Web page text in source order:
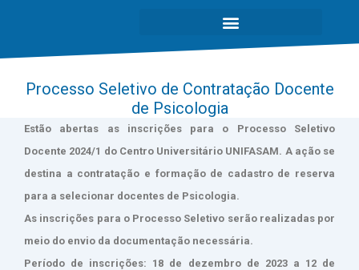
Processo Seletivo de Contratação Docente
de Psicologia
Estão abertas as inscrições para o Processo Seletivo
Docente 2024/1 do Centro Universitário UNIFASAM. A ação se
destina a contratação e formação de cadastro de reserva
para a selecionar docentes de Psicologia.
As inscrições para o Processo Seletivo serão realizadas por
meio do envio da documentação necessária.
Período de inscrições: 18 de dezembro de 2023 a 12 de